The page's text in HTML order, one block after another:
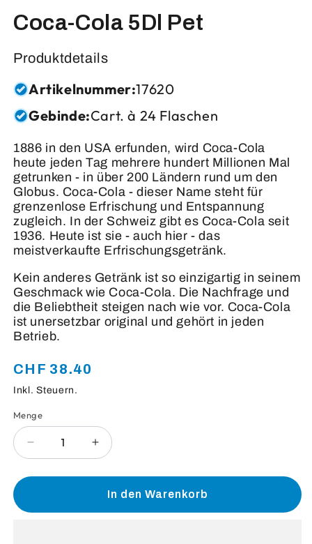
Coca-Cola 5Dl Pet
Produktdetails
Artikelnummer:17620
Gebinde:Cart. à 24 Flaschen
1886 in den USA erfunden, wird Coca-Cola
heute jeden Tag mehrere hundert Millionen Mal
getrunken - in über 200 Ländern rund um den
Globus. Coca-Cola - dieser Name steht für
grenzenlose Erfrischung und Entspannung
zugleich. In der Schweiz gibt es Coca-Cola seit
1936. Heute ist sie - auch hier - das
meistverkaufte Erfrischungsgetränk.
Kein anderes Getränk ist so einzigartig in seinem
Geschmack wie Coca-Cola. Die Nachfrage und
die Beliebtheit steigen nach wie vor. Coca-Cola
ist unersetzbar original und gehört in jeden
Betrieb.
Normaler
Preis
CHF 38.40
Inkl. Steuern.
Anzahl
Menge
Verringere
die
Menge
Erhöhe
die
Menge
fürIn den Warenkorb